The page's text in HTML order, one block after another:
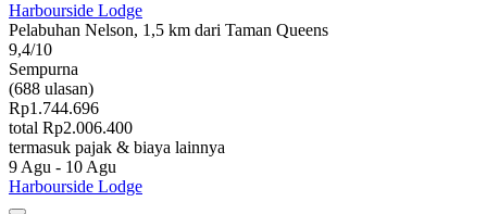
Harbourside Lodge
Pelabuhan Nelson, 1,5 km dari Taman Queens
9,4/10
Sempurna
(688 ulasan)
Rp1.744.696
total Rp2.006.400
termasuk pajak & biaya lainnya
9 Agu - 10 Agu
Harbourside Lodge